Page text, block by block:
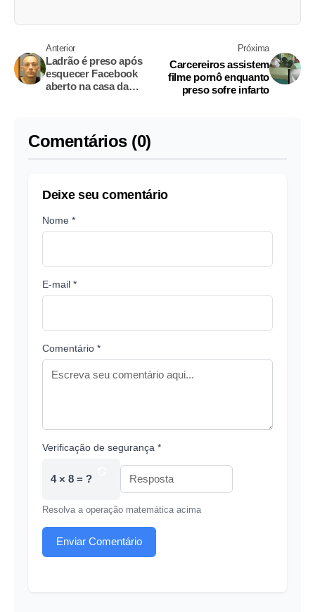
Anterior
Ladrão é preso após
esquecer Facebook
aberto na casa da
Próxima
Carcereiros assistem
filme pornô enquanto
preso sofre infarto
Comentários (0)
Deixe seu comentário
Nome *
E-mail *
Comentário *
Verificação de segurança *
4 × 8 = ?
Resolva a operação matemática acima
Enviar Comentário